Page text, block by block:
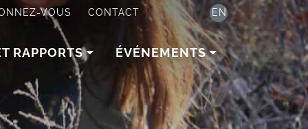
VOUS CONTACT EN
RAPPORTS ÉVÉNEMENTS